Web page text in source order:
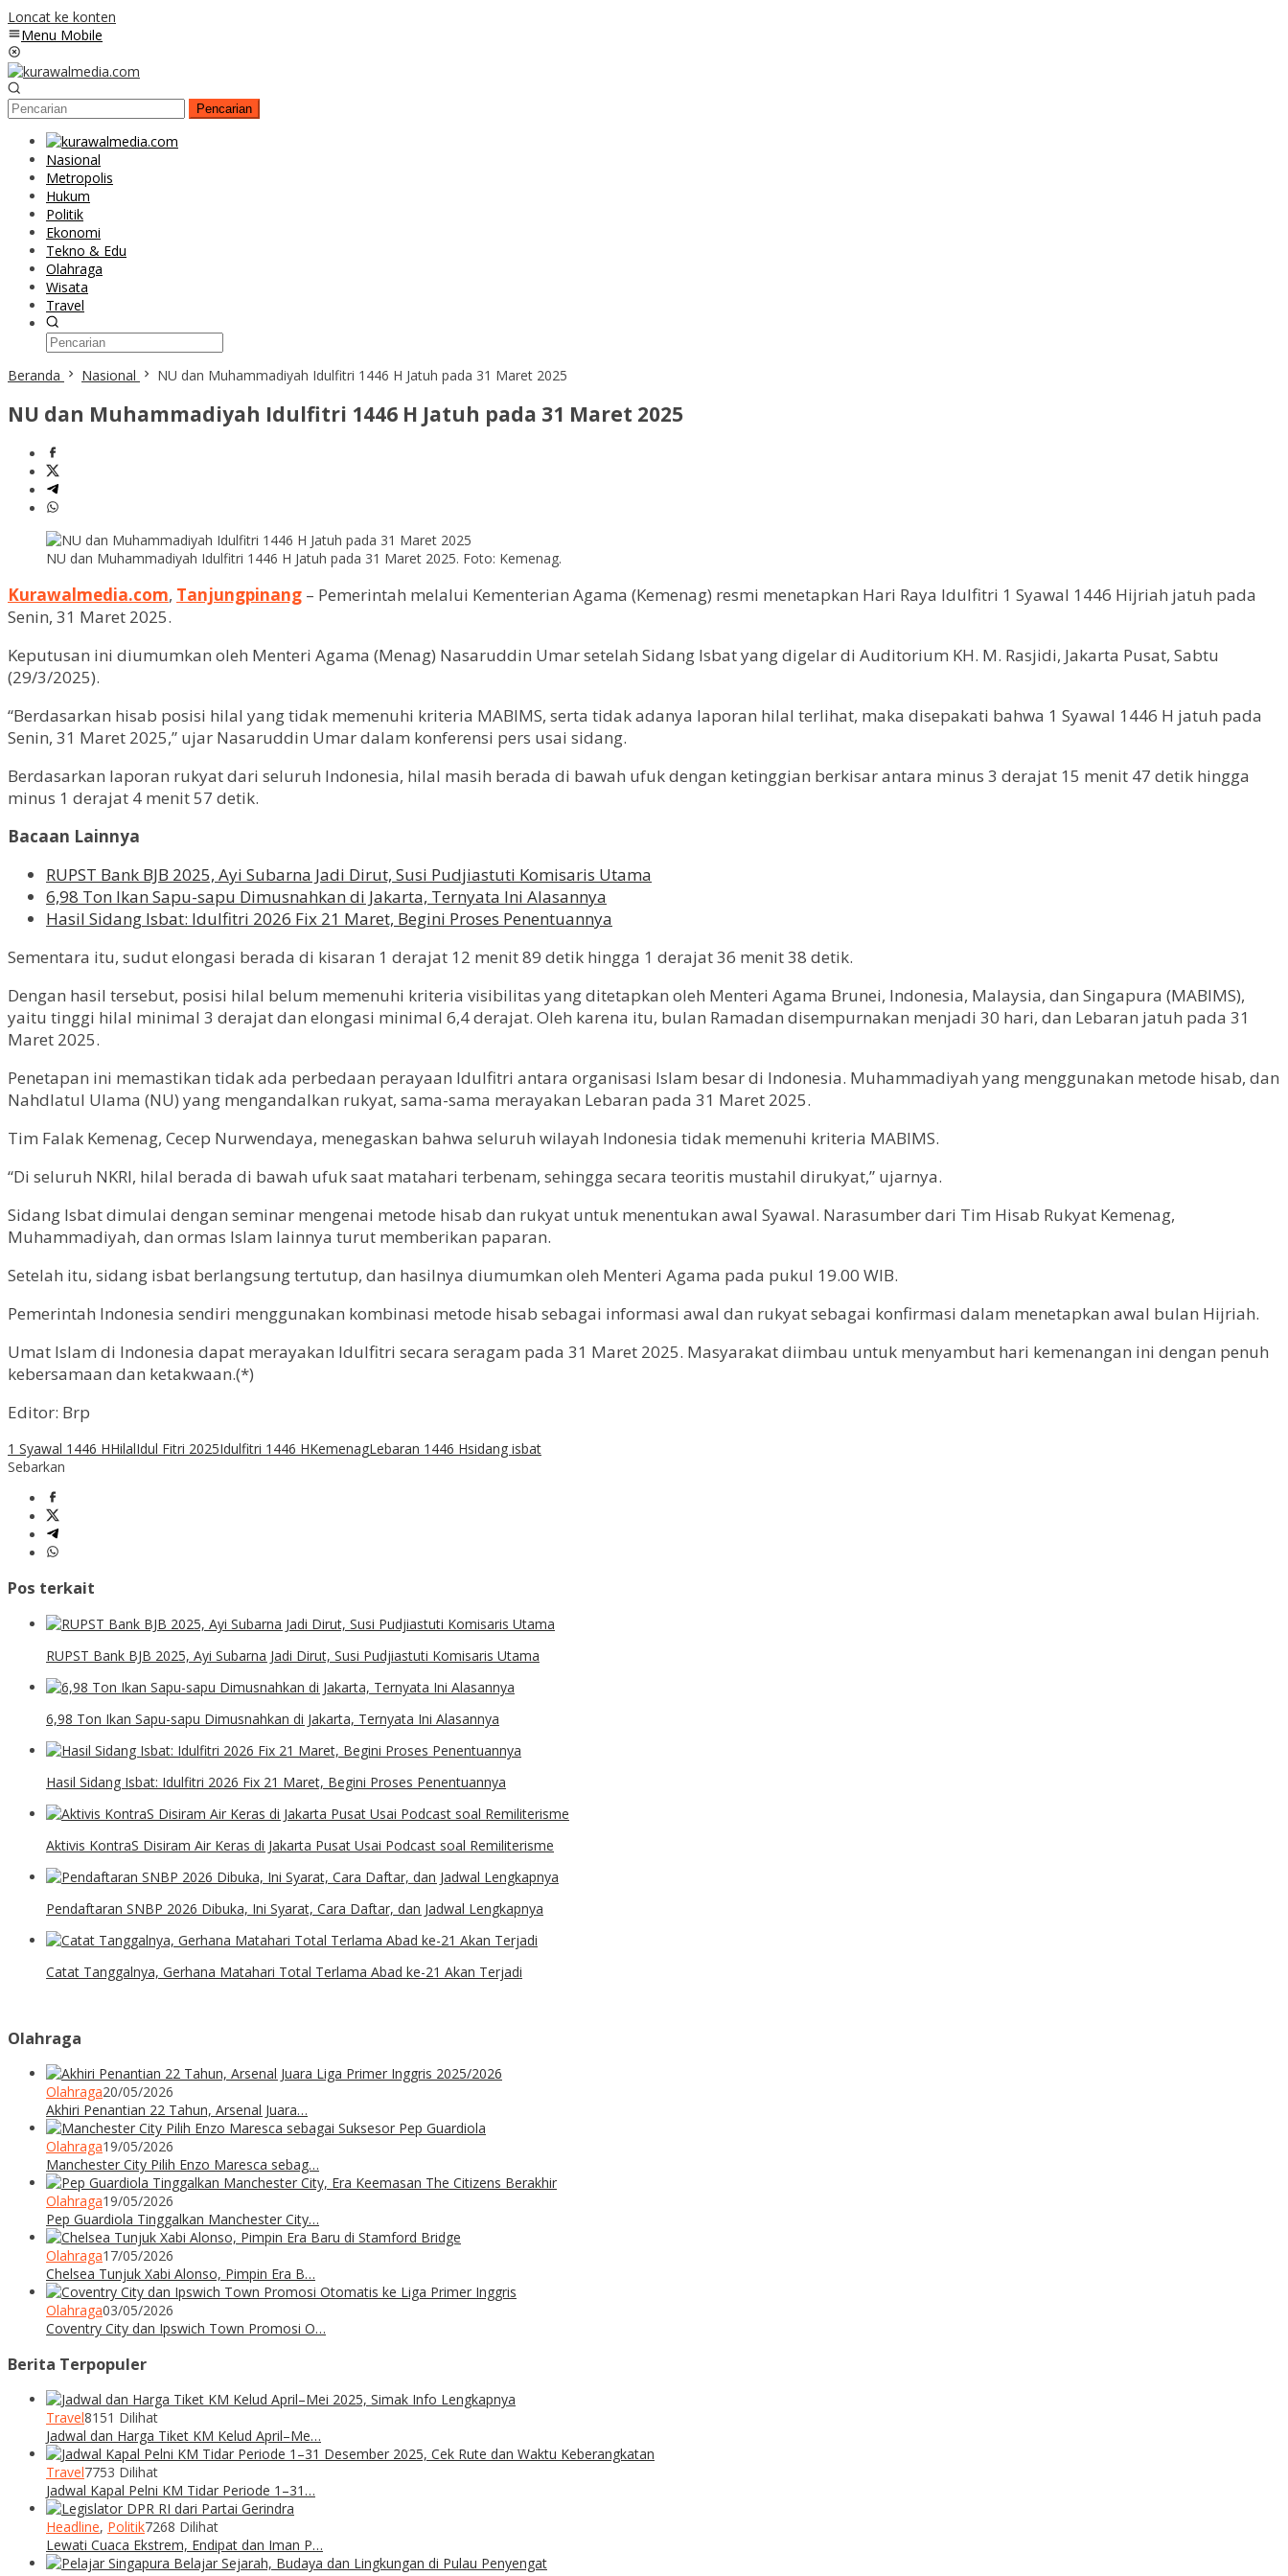
Loncat ke konten
Menu Mobile
Pencarian
Nasional
Metropolis
Hukum
Politik
Ekonomi
Tekno & Edu
Olahraga
Wisata
Travel
Beranda Nasional NU dan Muhammadiyah Idulfitri 1446 H Jatuh pada 31 Maret 2025
NU dan Muhammadiyah Idulfitri 1446 H Jatuh pada 31 Maret 2025
NU dan Muhammadiyah Idulfitri 1446 H Jatuh pada 31 Maret 2025. Foto: Kemenag.
Kurawalmedia.com, Tanjungpinang – Pemerintah melalui Kementerian Agama (Kemenag) resmi menetapkan Hari Raya Idulfitri 1 Syawal 1446 Hijriah jatuh pada
Senin, 31 Maret 2025.
Keputusan ini diumumkan oleh Menteri Agama (Menag) Nasaruddin Umar setelah Sidang Isbat yang digelar di Auditorium KH. M. Rasjidi, Jakarta Pusat, Sabtu
(29/3/2025).
“Berdasarkan hisab posisi hilal yang tidak memenuhi kriteria MABIMS, serta tidak adanya laporan hilal terlihat, maka disepakati bahwa 1 Syawal 1446 H jatuh pada
Senin, 31 Maret 2025,” ujar Nasaruddin Umar dalam konferensi pers usai sidang.
Berdasarkan laporan rukyat dari seluruh Indonesia, hilal masih berada di bawah ufuk dengan ketinggian berkisar antara minus 3 derajat 15 menit 47 detik hingga
minus 1 derajat 4 menit 57 detik.
Bacaan Lainnya
RUPST Bank BJB 2025, Ayi Subarna Jadi Dirut, Susi Pudjiastuti Komisaris Utama
6,98 Ton Ikan Sapu-sapu Dimusnahkan di Jakarta, Ternyata Ini Alasannya
Hasil Sidang Isbat: Idulfitri 2026 Fix 21 Maret, Begini Proses Penentuannya
Sementara itu, sudut elongasi berada di kisaran 1 derajat 12 menit 89 detik hingga 1 derajat 36 menit 38 detik.
Dengan hasil tersebut, posisi hilal belum memenuhi kriteria visibilitas yang ditetapkan oleh Menteri Agama Brunei, Indonesia, Malaysia, dan Singapura (MABIMS),
yaitu tinggi hilal minimal 3 derajat dan elongasi minimal 6,4 derajat. Oleh karena itu, bulan Ramadan disempurnakan menjadi 30 hari, dan Lebaran jatuh pada 31
Maret 2025.
Penetapan ini memastikan tidak ada perbedaan perayaan Idulfitri antara organisasi Islam besar di Indonesia. Muhammadiyah yang menggunakan metode hisab, dan
Nahdlatul Ulama (NU) yang mengandalkan rukyat, sama-sama merayakan Lebaran pada 31 Maret 2025.
Tim Falak Kemenag, Cecep Nurwendaya, menegaskan bahwa seluruh wilayah Indonesia tidak memenuhi kriteria MABIMS.
“Di seluruh NKRI, hilal berada di bawah ufuk saat matahari terbenam, sehingga secara teoritis mustahil dirukyat,” ujarnya.
Sidang Isbat dimulai dengan seminar mengenai metode hisab dan rukyat untuk menentukan awal Syawal. Narasumber dari Tim Hisab Rukyat Kemenag,
Muhammadiyah, dan ormas Islam lainnya turut memberikan paparan.
Setelah itu, sidang isbat berlangsung tertutup, dan hasilnya diumumkan oleh Menteri Agama pada pukul 19.00 WIB.
Pemerintah Indonesia sendiri menggunakan kombinasi metode hisab sebagai informasi awal dan rukyat sebagai konfirmasi dalam menetapkan awal bulan Hijriah.
Umat Islam di Indonesia dapat merayakan Idulfitri secara seragam pada 31 Maret 2025. Masyarakat diimbau untuk menyambut hari kemenangan ini dengan penuh
kebersamaan dan ketakwaan.(*)
Editor: Brp
1 Syawal 1446 HHilalIdul Fitri 2025Idulfitri 1446 HKemenagLebaran 1446 Hsidang isbat
Sebarkan
Pos terkait
RUPST Bank BJB 2025, Ayi Subarna Jadi Dirut, Susi Pudjiastuti Komisaris Utama
6,98 Ton Ikan Sapu-sapu Dimusnahkan di Jakarta, Ternyata Ini Alasannya
Hasil Sidang Isbat: Idulfitri 2026 Fix 21 Maret, Begini Proses Penentuannya
Aktivis KontraS Disiram Air Keras di Jakarta Pusat Usai Podcast soal Remiliterisme
Pendaftaran SNBP 2026 Dibuka, Ini Syarat, Cara Daftar, dan Jadwal Lengkapnya
Catat Tanggalnya, Gerhana Matahari Total Terlama Abad ke-21 Akan Terjadi
Olahraga
Olahraga20/05/2026
Akhiri Penantian 22 Tahun, Arsenal Juara…
Olahraga19/05/2026
Manchester City Pilih Enzo Maresca sebag…
Olahraga19/05/2026
Pep Guardiola Tinggalkan Manchester City…
Olahraga17/05/2026
Chelsea Tunjuk Xabi Alonso, Pimpin Era B…
Olahraga03/05/2026
Coventry City dan Ipswich Town Promosi O…
Berita Terpopuler
Travel8151 Dilihat
Jadwal dan Harga Tiket KM Kelud April–Me…
Travel7753 Dilihat
Jadwal Kapal Pelni KM Tidar Periode 1–31…
Headline, Politik7268 Dilihat
Lewati Cuaca Ekstrem, Endipat dan Iman P…